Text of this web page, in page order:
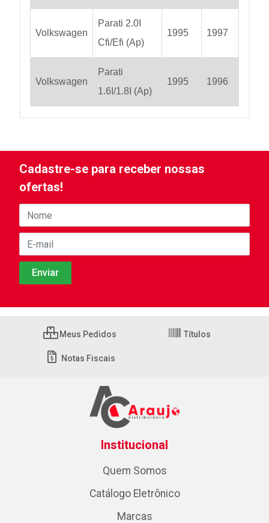
Volkswagen
Parati 2.0I
Cfi/Efi (Ap)
1995 1997
Volkswagen
Parati
1.6I/1.8I (Ap)
1995 1996
Cadastre-se para receber nossas
ofertas!
Meus Pedidos Títulos
Notas Fiscais
Institucional
Quem Somos
Catálogo Eletrônico
Marcas